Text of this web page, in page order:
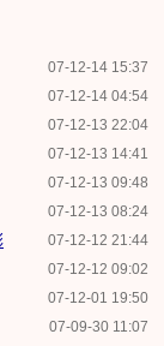
07-12-14 15:37
07-12-14 04:54
07-12-13 22:04
07-12-13 14:41
07-12-13 09:48
07-12-13 08:24
07-12-12 21:44
07-12-12 09:02
07-12-01 19:50
07-09-30 11:07